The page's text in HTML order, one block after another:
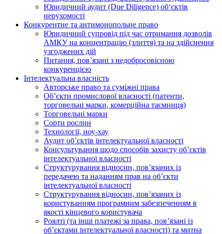
Юридичний аудит (Due Diligence) об‘єктів
нерухомості
Конкурентне та антимонопольне право
Юридичний супровід під час отримання дозволів
АМКУ на концентрацію (злиття) та на здійснення
узгоджених дій
Питання, пов’язані з недобросовісною
конкуренцією
Інтелектуальна власність
Авторське право та суміжні права
Oб’єкти промислової власності (патенти,
торговельні марки, комерційна таємниця)
Торговельні марки
Сорти рослин
Технології, ноу-хау
Аудит об’єктів інтелектуальної власності
Консультування щодо способів захисту об’єктів
інтелектуальної власності
Структурування відносин, пов’язаних із
передачею та наданням прав на об’єкти
інтелектуальної власності
Структурування відносин, пов’язаних із
користуванням програмним забезпеченням в
якості кінцевого користувача
Роялті (та інші платежі за права, пов’язані із
об’єктами інтелектуальної власності) та митна